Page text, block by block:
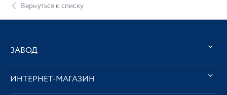
Вернуться к списку
ЗАВОД
ИНТЕРНЕТ-МАГАЗИН